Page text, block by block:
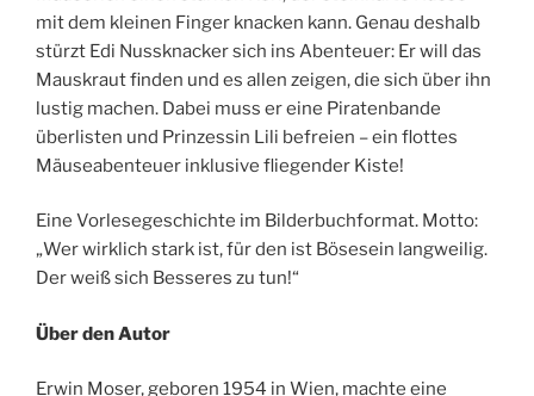
mit dem kleinen Finger knacken kann. Genau deshalb
stürzt Edi Nussknacker sich ins Abenteuer: Er will das
Mauskraut finden und es allen zeigen, die sich über ihn
lustig machen. Dabei muss er eine Piratenbande
überlisten und Prinzessin Lili befreien – ein flottes
Mäuseabenteuer inklusive fliegender Kiste!
Eine Vorlesegeschichte im Bilderbuchformat. Motto:
„Wer wirklich stark ist, für den ist Bösesein langweilig.
Der weiß sich Besseres zu tun!“
Über den Autor
Erwin Moser, geboren 1954 in Wien, machte eine